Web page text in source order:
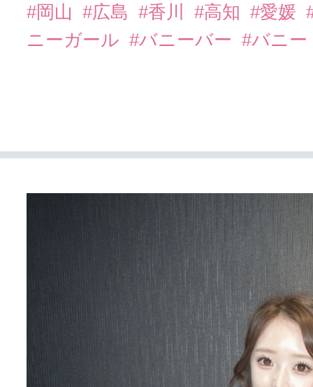
#岡山
#広島 #香川 #高知 #愛媛
ニーガール #バニーバー #バニー